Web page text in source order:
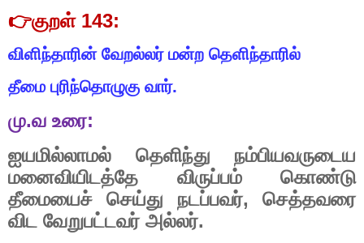
👉குறள்143:
விளிந்தாரின் வேறல்லர் மன்ற தெளிந்தாரில்
தீமை புரிந்தொழுகு வார்.
மு.வ உரை:
ஐயமில்லாமல்
தெளிந்து
நம்பியவருடைய
மனைவியிடத்தே
விருப்பம்
கொண்டு
தீமையைச்
செய்து நடப்பவர், செத்தவரை
விட வேறுபட்டவர் அல்லர்.